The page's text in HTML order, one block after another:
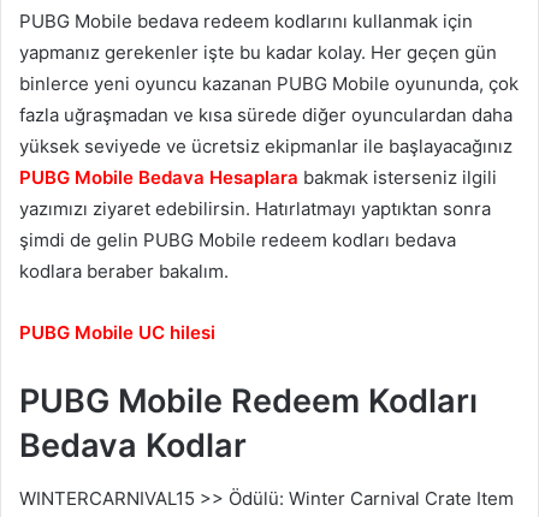
PUBG Mobile bedava redeem kodlarını kullanmak için
yapmanız gerekenler işte bu kadar kolay. Her geçen gün
binlerce yeni oyuncu kazanan PUBG Mobile oyununda, çok
fazla uğraşmadan ve kısa sürede diğer oyunculardan daha
yüksek seviyede ve ücretsiz ekipmanlar ile başlayacağınız
PUBG Mobile Bedava Hesaplara bakmak isterseniz ilgili
yazımızı ziyaret edebilirsin. Hatırlatmayı yaptıktan sonra
şimdi de gelin PUBG Mobile redeem kodları bedava
kodlara beraber bakalım.
PUBG Mobile UC hilesi
PUBG Mobile Redeem Kodları
Bedava Kodlar
WINTERCARNIVAL15 >> Ödülü: Winter Carnival Crate Item